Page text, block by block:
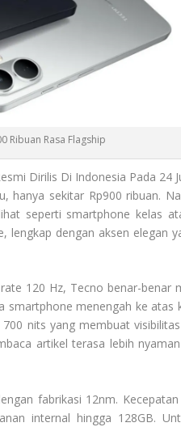
Ribuan Rasa Flagship
Dirilis Di Indonesia Pada 24
hanya sekitar Rp900 ribuan.
seperti smartphone kelas
lengkap dengan aksen elegan
120 Hz, Tecno benar-benar
smartphone menengah ke atas
nits yang membuat
artikel terasa lebih
fabrikasi 12nm.
internal hingga 128GB.